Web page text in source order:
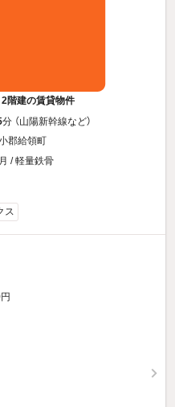
階建の賃貸物件
分 （山陽新幹線など）
郡給領町
/ 軽量鉄骨
ス